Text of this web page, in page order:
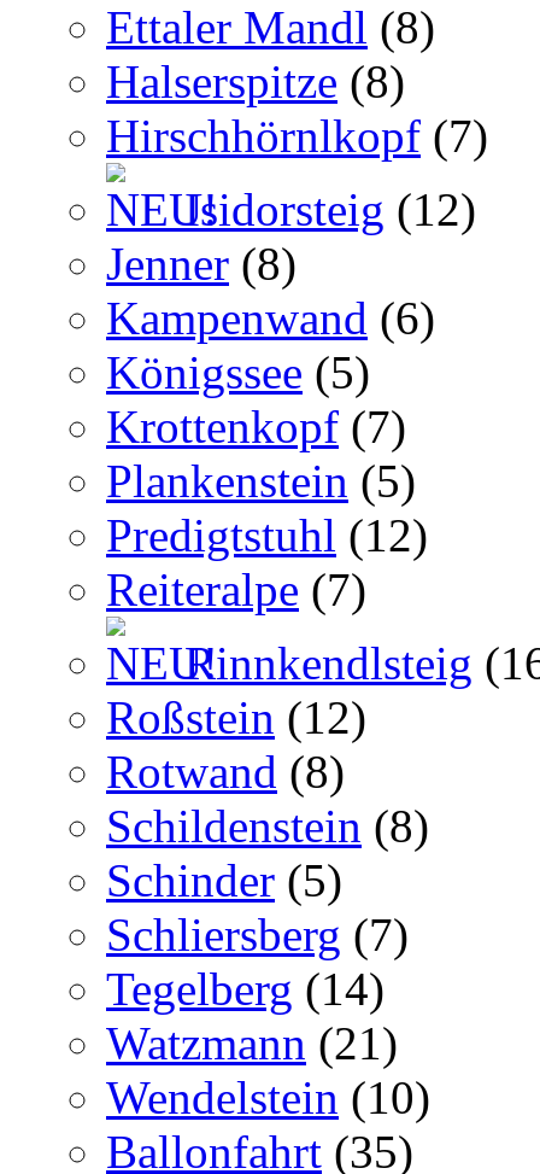
Ettaler Mandl (8)
Halserspitze (8)
Hirschhörnlkopf (7)
Isidorsteig (12)
Jenner (8)
Kampenwand (6)
Königssee (5)
Krottenkopf (7)
Plankenstein (5)
Predigtstuhl (12)
Reiteralpe (7)
Rinnkendlsteig
Roßstein (12)
Rotwand (8)
Schildenstein (8)
Schinder (5)
Schliersberg (7)
Tegelberg (14)
Watzmann (21)
Wendelstein (10)
Ballonfahrt (35)